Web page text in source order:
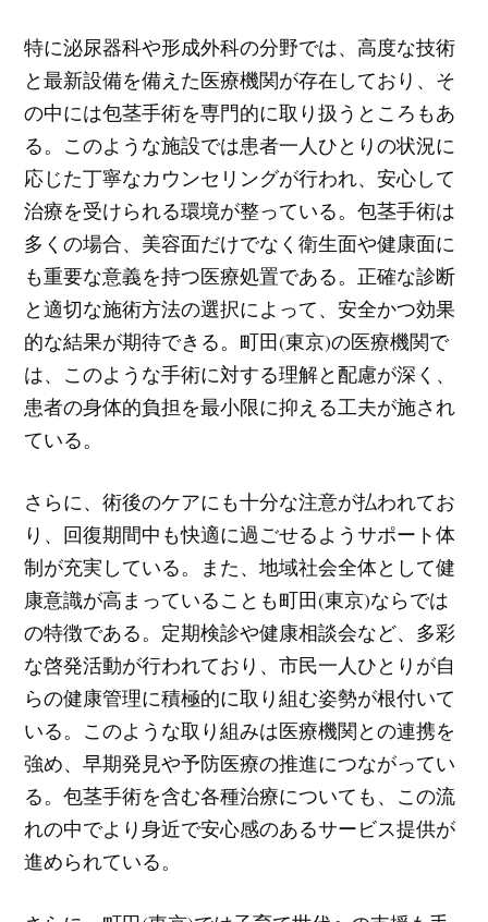
特に泌尿器科や形成外科の分野では、高度な技術
と最新設備を備えた医療機関が存在しており、そ
の中には包茎手術を専門的に取り扱うところもあ
る。このような施設では患者一人ひとりの状況に
応じた丁寧なカウンセリングが行われ、安心して
治療を受けられる環境が整っている。包茎手術は
多くの場合、美容面だけでなく衛生面や健康面に
も重要な意義を持つ医療処置である。正確な診断
と適切な施術方法の選択によって、安全かつ効果
的な結果が期待できる。町田(東京)の医療機関で
は、このような手術に対する理解と配慮が深く、
患者の身体的負担を最小限に抑える工夫が施され
ている。
さらに、術後のケアにも十分な注意が払われてお
り、回復期間中も快適に過ごせるようサポート体
制が充実している。また、地域社会全体として健
康意識が高まっていることも町田(東京)ならでは
の特徴である。定期検診や健康相談会など、多彩
な啓発活動が行われており、市民一人ひとりが自
らの健康管理に積極的に取り組む姿勢が根付いて
いる。このような取り組みは医療機関との連携を
強め、早期発見や予防医療の推進につながってい
る。包茎手術を含む各種治療についても、この流
れの中でより身近で安心感のあるサービス提供が
進められている。